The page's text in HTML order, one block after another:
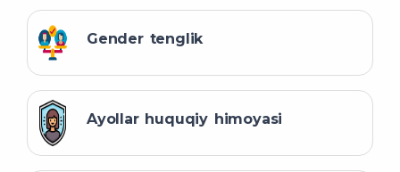
Gender tenglik
Ayollar huquqiy himoyasi